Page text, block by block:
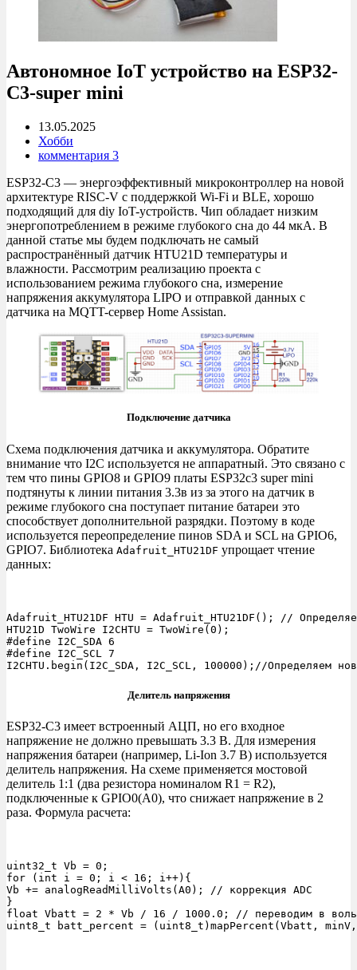
Автономное IoT устройство на ESP32-
C3-super mini
13.05.2025
Хобби
комментария 3
ESP32-C3 — энергоэффективный микроконтроллер на новой
архитектуре RISC-V с поддержкой Wi-Fi и BLE, хорошо
подходящий для diy IoT-устройств. Чип обладает низким
энергопотреблением в режиме глубокого сна до 44 мкА. В
данной статье мы будем подключать не самый
распространённый датчик HTU21D температуры и
влажности. Рассмотрим реализацию проекта с
использованием режима глубокого сна, измерение
напряжения аккумулятора LIPO и отправкой данных с
датчика на MQTT-сервер Home Assistan.
Подключение датчика
Схема подключения датчика и аккумулятора. Обратите
внимание что I2C используется не аппаратный. Это связано с
тем что пины GPIO8 и GPIO9 платы ESP32c3 super mini
подтянуты к линии питания 3.3в из за этого на датчик в
режиме глубокого сна поступает питание батареи это
способствует дополнительной разрядки. Поэтому в коде
используется переопределение пинов SDA и SCL на GPIO6,
GPIO7. Библиотека Adafruit_HTU21DF упрощает чтение
данных:
Adafruit_HTU21DF HTU = Adafruit_HTU21DF(); //
HTU21D TwoWire I2CHTU = TwoWire(0);
#define I2C_SDA 6
#define I2C_SCL 7
I2CHTU.begin(I2C_SDA, I2C_SCL, 100000);//Определяем
Делитель напряжения
ESP32-C3 имеет встроенный АЦП, но его входное
напряжение не должно превышать 3.3 В. Для измерения
напряжения батареи (например, Li-Ion 3.7 В) используется
делитель напряжения. На схеме применяется мостовой
делитель 1:1 (два резистора номиналом R1 = R2),
подключенные к GPIO0(A0), что снижает напряжение в 2
раза. Формула расчета:
uint32_t Vb = 0;
for (int i = 0; i < 16; i++){
Vb += analogReadMilliVolts(A0); // коррекция ADC
}
float Vbatt = 2 * Vb / 16 / 1000.0; // переводим в
uint8_t batt_percent = (uint8_t)mapPercent(Vbatt, minV,